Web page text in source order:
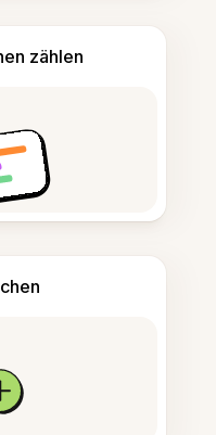
zählen